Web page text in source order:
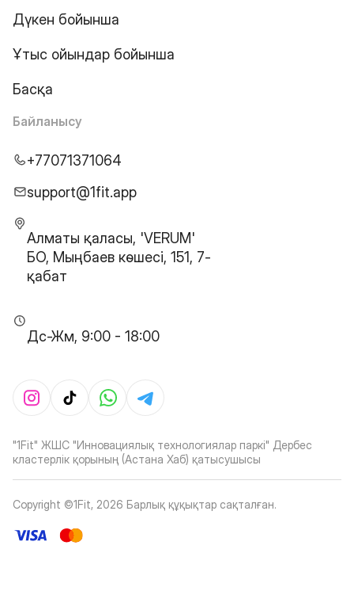
Дүкен бойынша
Ұтыс ойындар бойынша
Басқа
Байланысу
+77071371064
support@1fit.app
Алматы қаласы, 'VERUM'
БО, Мыңбаев көшесі, 151, 7-
қабат
Дс-Жм, 9:00 - 18:00
"1Fit" ЖШС "Инновациялық технологиялар паркі" Дербес
кластерлік қорының (Астана Хаб) қатысушысы
Copyright ©1Fit, 2026 Барлық құқықтар сақталған.